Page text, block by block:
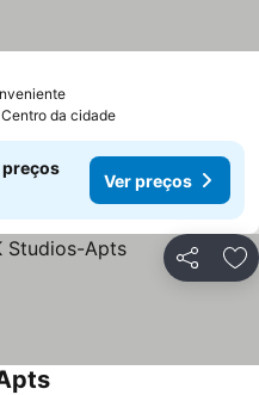
da cidade
preços
Ver preços
Partilhar